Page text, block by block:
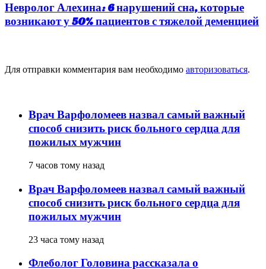
Невролог Алехина: 6 нарушений сна, которые
возникают у 50% пациентов с тяжелой деменцией
Для отправки комментария вам необходимо авторизоваться.
Врач Варфоломеев назвал самый важный
способ снизить риск больного сердца для
пожилых мужчин
7 часов тому назад
Врач Варфоломеев назвал самый важный
способ снизить риск больного сердца для
пожилых мужчин
23 часа тому назад
Флеболог Головина рассказала о